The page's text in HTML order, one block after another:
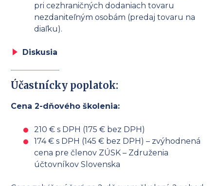
pri cezhraničných dodaniach tovaru
nezdaniteľným osobám (predaj tovaru na
diaľku).
Diskusia
Účastnícky poplatok:
Cena 2-dňového školenia:
210 € s DPH (175 € bez DPH)
174 € s DPH (145 € bez DPH) – zvýhodnená
cena pre členov ZÚSK – Združenia
účtovníkov Slovenska